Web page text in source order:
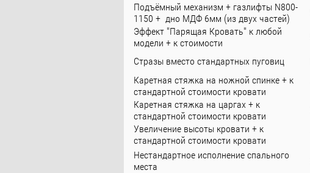
Подъёмный механизм + газлифты N800-
1150 + дно МДФ 6мм (из двух частей)
Эффект "Парящая Кровать" к любой
модели + к стоимости
Стразы вместо стандартных пуговиц
Каретная стяжка на ножной спинке + к
стандартной стоимости кровати
Каретная стяжка на царгах + к
стандартной стоимости кровати
Увеличение высоты кровати + к
стандартной стоимости кровати
Нестандартное исполнение спального
места